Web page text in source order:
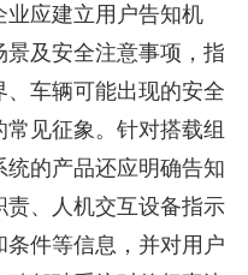
业应建立用户告知机
及安全注意事项，指
车辆可能出现的安全
见征象。针对搭载组
的产品还应明确告知
、人机交互设备指示
件等信息，并对用户